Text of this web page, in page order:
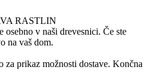
RASTLIN
osebno v naši drevesnici. Če ste
na vaš dom.
za prikaz možnosti dostave. Končna